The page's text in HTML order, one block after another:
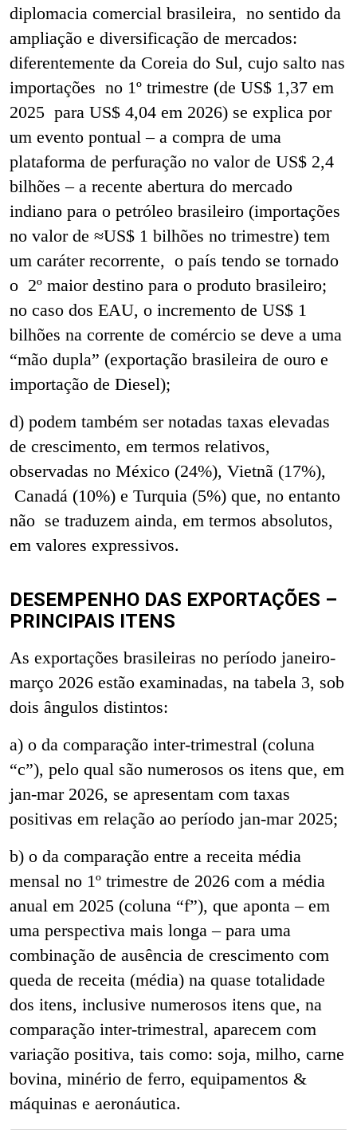
diplomacia comercial brasileira, no sentido da
ampliação e diversificação de mercados:
diferentemente da Coreia do Sul, cujo salto nas
importações no 1º trimestre (de US$ 1,37 em
2025 para US$ 4,04 em 2026) se explica por
um evento pontual – a compra de uma
plataforma de perfuração no valor de US$ 2,4
bilhões – a recente abertura do mercado
indiano para o petróleo brasileiro (importações
no valor de ≈US$ 1 bilhões no trimestre) tem
um caráter recorrente, o país tendo se tornado
o 2º maior destino para o produto brasileiro;
no caso dos EAU, o incremento de US$ 1
bilhões na corrente de comércio se deve a uma
“mão dupla” (exportação brasileira de ouro e
importação de Diesel);
d) podem também ser notadas taxas elevadas
de crescimento, em termos relativos,
observadas no México (24%), Vietnã (17%),
Canadá (10%) e Turquia (5%) que, no entanto
não se traduzem ainda, em termos absolutos,
em valores expressivos.
DESEMPENHO DAS EXPORTAÇÕES –
PRINCIPAIS ITENS
As exportações brasileiras no período janeiro-
março 2026 estão examinadas, na tabela 3, sob
dois ângulos distintos:
a) o da comparação inter-trimestral (coluna
“c”), pelo qual são numerosos os itens que, em
jan-mar 2026, se apresentam com taxas
positivas em relação ao período jan-mar 2025;
b) o da comparação entre a receita média
mensal no 1º trimestre de 2026 com a média
anual em 2025 (coluna “f”), que aponta – em
uma perspectiva mais longa – para uma
combinação de ausência de crescimento com
queda de receita (média) na quase totalidade
dos itens, inclusive numerosos itens que, na
comparação inter-trimestral, aparecem com
variação positiva, tais como: soja, milho, carne
bovina, minério de ferro, equipamentos &
máquinas e aeronáutica.